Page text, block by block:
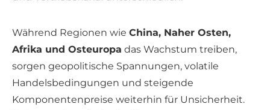
Während Regionen wie China, Naher Osten,
Afrika und Osteuropa das Wachstum treiben,
sorgen geopolitische Spannungen, volatile
Handelsbedingungen und steigende
Komponentenpreise weiterhin für Unsicherheit.